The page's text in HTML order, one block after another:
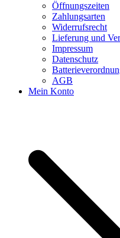
Öffnungszeiten
Zahlungsarten
Widerrufsrecht
Lieferung und
Impressum
Datenschutz
AGB
Mein Konto